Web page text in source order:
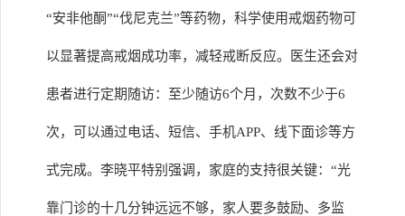
“安非他酮”“伐尼克兰”等药物，科学使用戒烟药物可
以显著提高戒烟成功率，减轻戒断反应。医生还会对
患者进行定期随访：至少随访6个月，次数不少于6
次，可以通过电话、短信、手机APP、线下面诊等方
式完成。李晓平特别强调，家庭的支持很关键：“光
靠门诊的十几分钟远远不够，家人要多鼓励、多监